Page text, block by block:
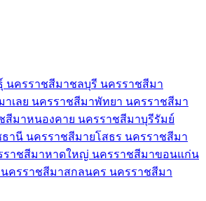
นครราชสีมาชลบุรี นครราชสีมา
าเลย นครราชสีมาพัทยา นครราชสีมา
สีมาหนองคาย นครราชสีมาบุรีรัมย์
ธานี นครราชสีมายโสธร นครราชสีมา
ราชสีมาหาดใหญ่ นครราชสีมาขอนแก่น
นครราชสีมาสกลนคร นครราชสีมา